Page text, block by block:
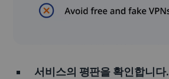
서비스의 평판을 확인합니다.